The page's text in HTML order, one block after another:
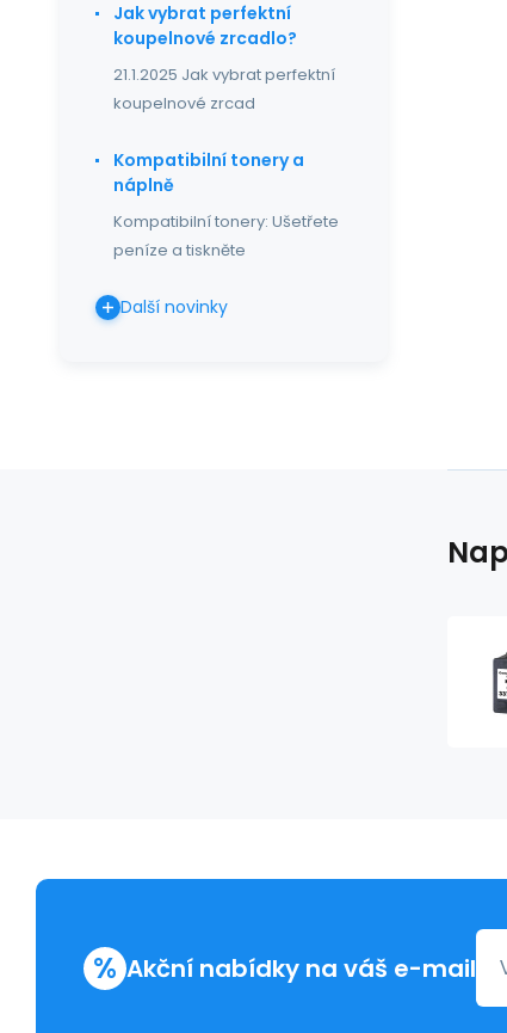
Jak vybrat perfektní
koupelnové zrcadlo?
21.1.2025 Jak vybrat perfektní
koupelnové zrcad
Kompatibilní tonery a
náplně
Kompatibilní tonery: Ušetřete
peníze a tiskněte
Další novinky
% Akční nabídky na váš e-mail